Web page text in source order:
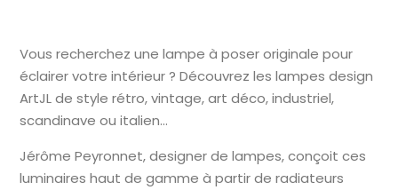
Vous recherchez une lampe à poser originale pour
éclairer votre intérieur ? Découvrez les lampes design
ArtJL de style rétro, vintage, art déco, industriel,
scandinave ou italien…
Jérôme Peyronnet, designer de lampes, conçoit ces
luminaires haut de gamme à partir de radiateurs